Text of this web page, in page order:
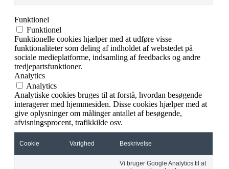
Funktionel
Funktionel
Funktionelle cookies hjælper med at udføre visse
funktionaliteter som deling af indholdet af webstedet på
sociale medieplatforme, indsamling af feedbacks og andre
tredjepartsfunktioner.
Analytics
Analytics
Analytiske cookies bruges til at forstå, hvordan besøgende
interagerer med hjemmesiden. Disse cookies hjælper med at
give oplysninger om målinger antallet af besøgende,
afvisningsprocent, trafikkilde osv.
Cookie Varighed Beskrivelse
Vi bruger Google Analytics til at